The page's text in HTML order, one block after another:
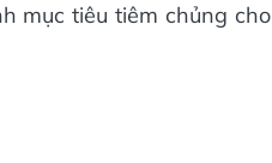
mục tiêu tiêm chủng cho